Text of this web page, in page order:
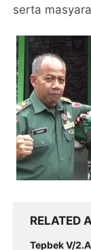
serta
RELATED
Tepbek V/